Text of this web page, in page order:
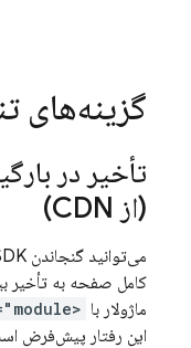
گزینه‌های
(از CDN)
ماژولار با <script type="module">